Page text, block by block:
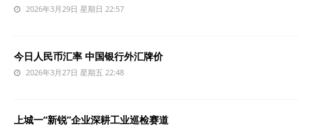
2026年3月29日 星期日 22:57
今日人民币汇率 中国银行外汇牌价
2026年3月27日 星期五 22:48
上城一“新锐”企业深耕工业巡检赛道